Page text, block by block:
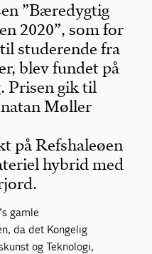
”Bæredygtig
2020”, som for
studerende fra
blev fundet på
Prisen gik til
Møller
på Refshaleøen
hybrid med
gamle
da det Kongelig
og Teknologi,